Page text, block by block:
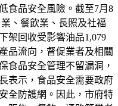
食品安全風險。截至7月8
、餐飲業、長照及社福
架回收受影響油品1,079
品流向，督促業者及相關
食品安全管理不留漏洞，
表示，食品安全需要政府
全防護網。因此，市府特